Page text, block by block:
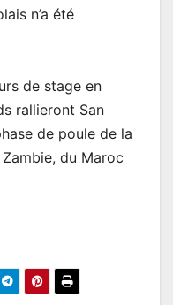
n’a été
de stage en
rallieront San
de poule de la
du Maroc